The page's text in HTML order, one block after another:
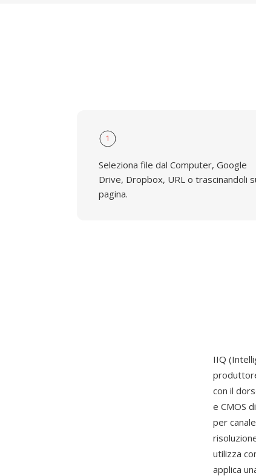
1
Seleziona file dal Computer, Google
Drive, Dropbox, URL o trascinandoli
pagina.
IIQ
con il
e CMOS
per
utilizza
applica